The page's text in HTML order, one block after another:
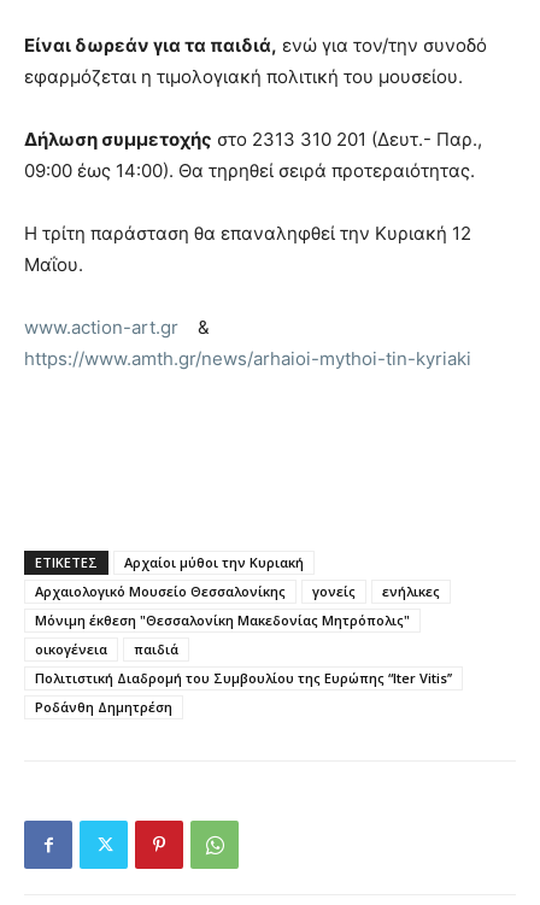
Είναι δωρεάν για τα παιδιά, ενώ για τον/την συνοδό
εφαρμόζεται η τιμολογιακή πολιτική του μουσείου.
Δήλωση συμμετοχής στο 2313 310 201 (Δευτ.- Παρ.,
09:00 έως 14:00). Θα τηρηθεί σειρά προτεραιότητας.
Η τρίτη παράσταση θα επαναληφθεί την Κυριακή 12
Μαΐου.
www.action-art.gr &
https://www.amth.gr/news/arhaioi-mythoi-tin-kyriaki
ΕΤΙΚΕΤΕΣ
Αρχαίοι μύθοι την Κυριακή
Αρχαιολογικό Μουσείο Θεσσαλονίκης
γονείς
ενήλικες
Μόνιμη έκθεση "Θεσσαλονίκη Μακεδονίας Μητρόπολις"
οικογένεια
παιδιά
Πολιτιστική Διαδρομή του Συμβουλίου της Ευρώπης “Iter Vitis’’
Ροδάνθη Δημητρέση